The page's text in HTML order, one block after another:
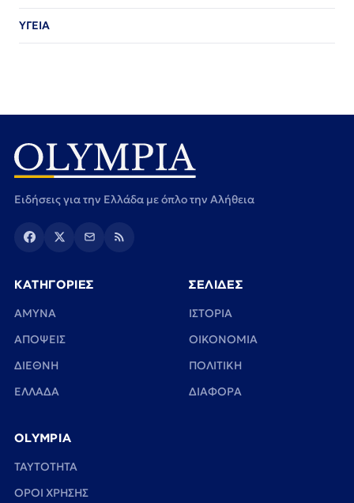
ΥΓΕΙΑ
Ειδήσεις για την Ελλάδα με όπλο την Αλήθεια
ΚΑΤΗΓΟΡΙΕΣ
ΑΜΥΝΑ
ΑΠΟΨΕΙΣ
ΔΙΕΘΝΗ
ΕΛΛΑΔΑ
ΣΕΛΙΔΕΣ
ΙΣΤΟΡΙΑ
ΟΙΚΟΝΟΜΙΑ
ΠΟΛΙΤΙΚΗ
ΔΙΑΦΟΡΑ
OLYMPIA
TAYTOTHTA
ΟΡΟΙ ΧΡΗΣΗΣ